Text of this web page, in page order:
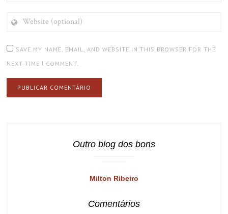
(OPTIONAL)
SAVE MY NAME, EMAIL, AND WEBSITE IN THIS BROWSER FOR THE
NEXT TIME I COMMENT.
Outro blog dos bons
Milton Ribeiro
Comentários